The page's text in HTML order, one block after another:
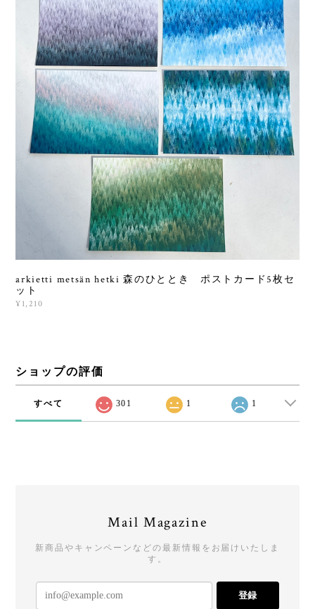
arkietti metsän hetki 森のひととき ポストカード5枚セ
ット
¥1,210
ショップの評価
すべて 301 1 1
Mail Magazine
新商品やキャンペーンなどの最新情報をお届けいたしま
す。
登録